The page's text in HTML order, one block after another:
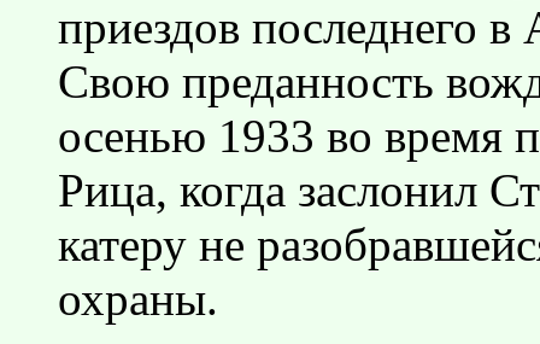
приездов последнего
Свою преданность
осенью 1933 во время
Рица, когда заслонил
катеру не
охраны.